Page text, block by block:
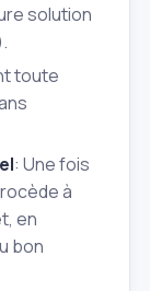
solution
toute
: Une fois
à
en
bon